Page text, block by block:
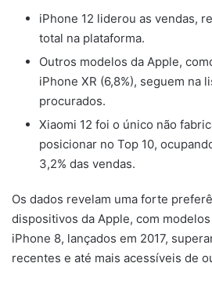
iPhone 12 liderou as vendas,
total na plataforma.
Outros modelos da Apple,
iPhone XR (6,8%), seguem na
procurados.
Xiaomi 12 foi o único não
posicionar no Top 10,
3,2% das vendas.
Os dados revelam uma forte
dispositivos da Apple, com
iPhone 8, lançados em 2017,
recentes e até mais acessíveis de